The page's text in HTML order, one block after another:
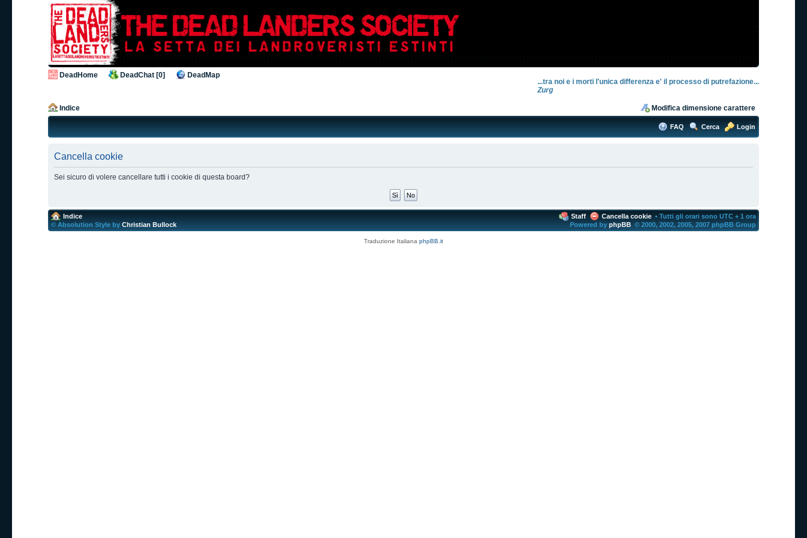
DeadHome DeadChat [0] DeadMap
...tra noi e i morti l'unica differenza e' il processo di putrefazione...
Zurg
Indice Modifica dimensione carattere
FAQ Cerca Login
Cancella cookie
Sei sicuro di volere cancellare tutti i cookie di questa board?
Indice
© Absolution Style by Christian Bullock
Staff Cancella cookie • Tutti gli orari sono UTC + 1 ora
Powered by phpBB © 2000, 2002, 2005, 2007 phpBB Group
Traduzione Italiana phpBB.it